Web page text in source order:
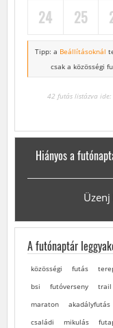
24 25
Tipp: a Beállításoknál
csak a közösségi
42 futás listázva
Hiányos a
A futónaptár
közösségi futás
bsi
futóverseny trail
maraton
akadályfutás
családi
mikulás